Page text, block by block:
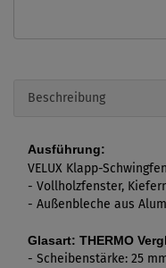
Beschreibung
Ausführung:
VELUX Klapp-
- Vollholzfenster,
- Außenbleche aus
Glasart: THERMO
- Scheibenstärke: 25